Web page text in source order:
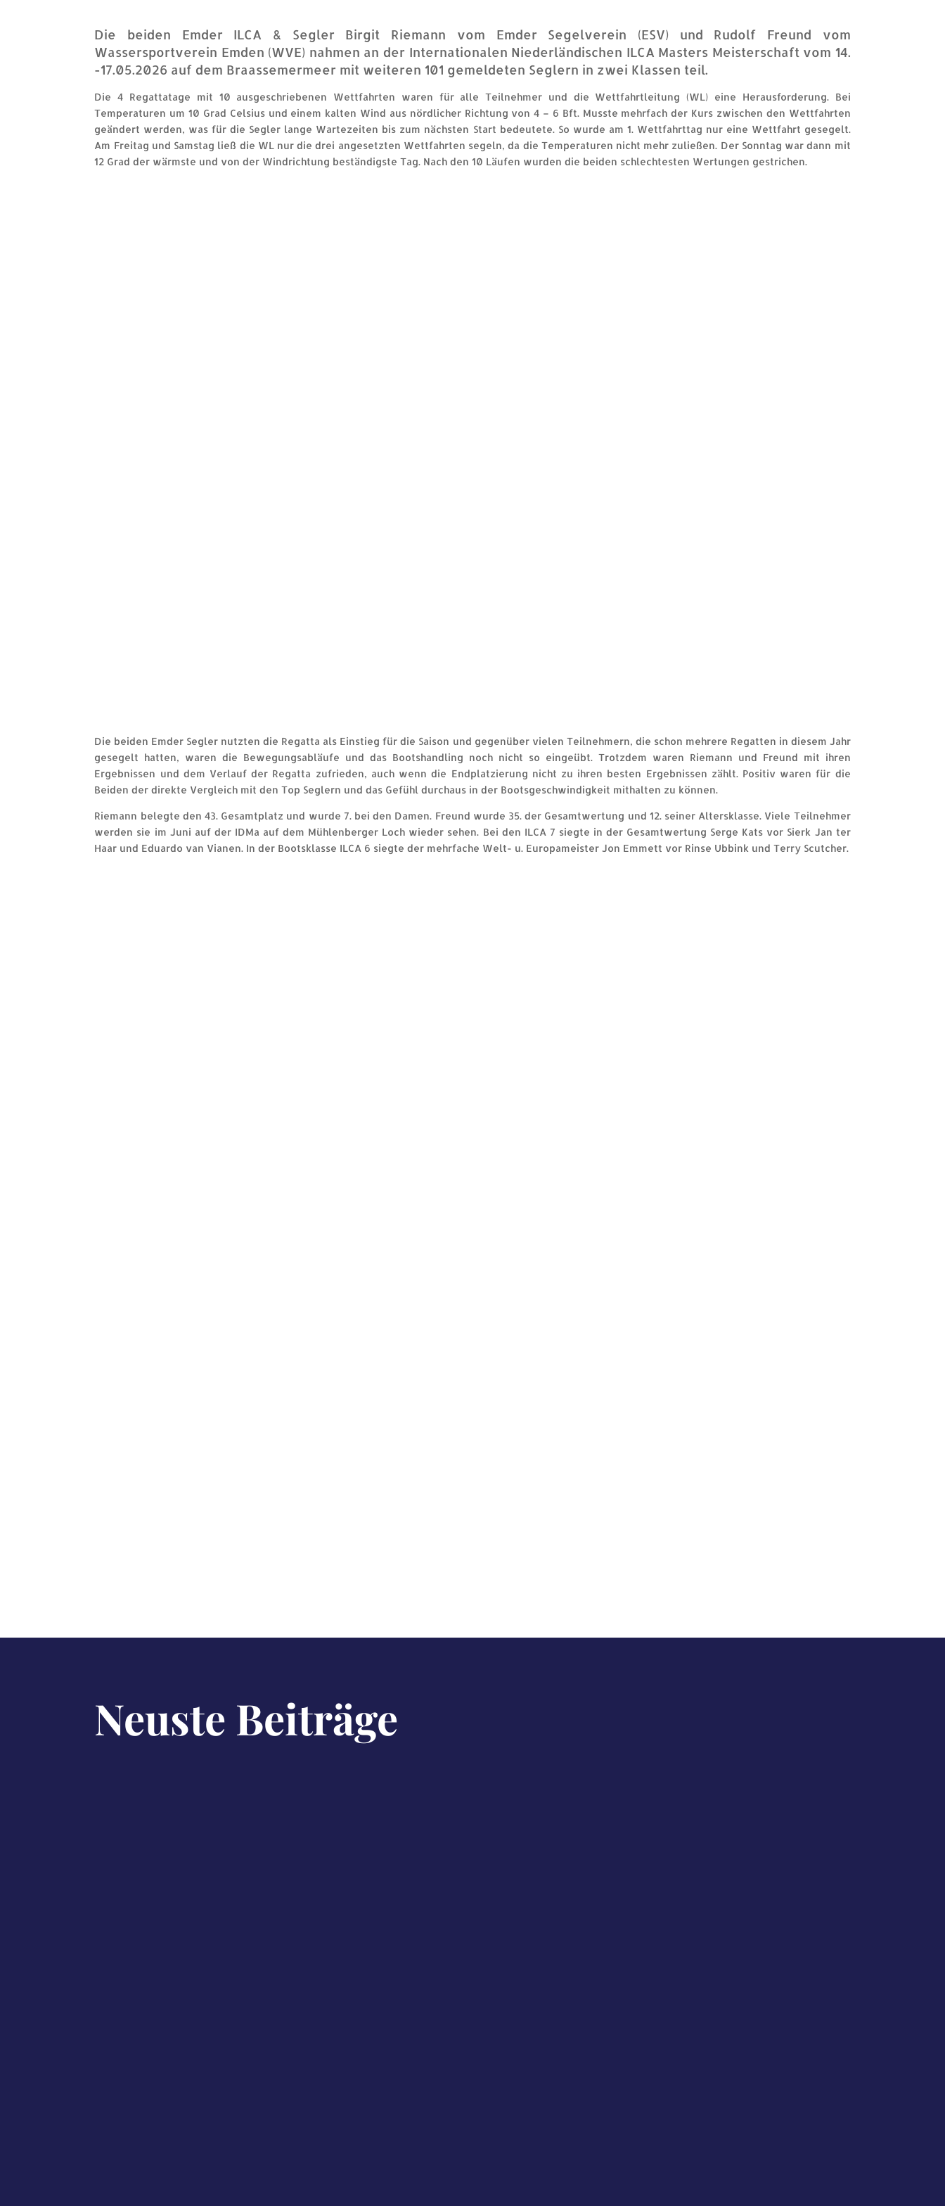
Die beiden Emder ILCA & Segler Birgit Riemann vom Emder Segelverein (ESV) und Rudolf Freund vom
Wassersportverein Emden (WVE) nahmen an der Internationalen Niederländischen ILCA Masters Meisterschaft vom 14.
-17.05.2026 auf dem Braassemermeer mit weiteren 101 gemeldeten Seglern in zwei Klassen teil.
Die 4 Regattatage mit 10 ausgeschriebenen Wettfahrten waren für alle Teilnehmer und die Wettfahrtleitung (WL) eine Herausforderung. Bei
Temperaturen um 10 Grad Celsius und einem kalten Wind aus nördlicher Richtung von 4 – 6 Bft. Musste mehrfach der Kurs zwischen den Wettfahrten
geändert werden, was für die Segler lange Wartezeiten bis zum nächsten Start bedeutete. So wurde am 1. Wettfahrttag nur eine Wettfahrt gesegelt.
Am Freitag und Samstag ließ die WL nur die drei angesetzten Wettfahrten segeln, da die Temperaturen nicht mehr zuließen. Der Sonntag war dann mit
12 Grad der wärmste und von der Windrichtung beständigste Tag. Nach den 10 Läufen wurden die beiden schlechtesten Wertungen gestrichen.
Die beiden Emder Segler nutzten die Regatta als Einstieg für die Saison und gegenüber vielen Teilnehmern, die schon mehrere Regatten in diesem Jahr
gesegelt hatten, waren die Bewegungsabläufe und das Bootshandling noch nicht so eingeübt. Trotzdem waren Riemann und Freund mit ihren
Ergebnissen und dem Verlauf der Regatta zufrieden, auch wenn die Endplatzierung nicht zu ihren besten Ergebnissen zählt. Positiv waren für die
Beiden der direkte Vergleich mit den Top Seglern und das Gefühl durchaus in der Bootsgeschwindigkeit mithalten zu können.
Riemann belegte den 43. Gesamtplatz und wurde 7. bei den Damen. Freund wurde 35. der Gesamtwertung und 12. seiner Altersklasse. Viele Teilnehmer
werden sie im Juni auf der IDMa auf dem Mühlenberger Loch wieder sehen. Bei den ILCA 7 siegte in der Gesamtwertung Serge Kats vor Sierk Jan ter
Haar und Eduardo van Vianen. In der Bootsklasse ILCA 6 siegte der mehrfache Welt- u. Europameister Jon Emmett vor Rinse Ubbink und Terry Scutcher.
Neuste Beiträge